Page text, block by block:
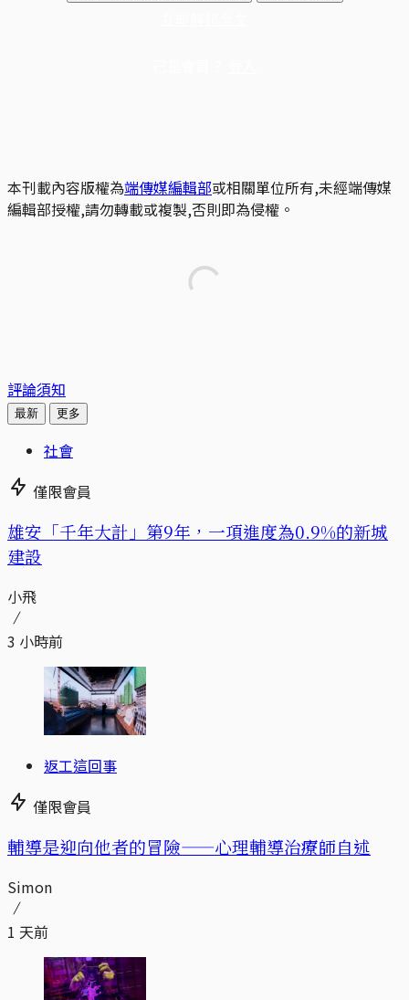
本刊載內容版權為端傳媒編輯部或相關單位所有,未經端傳媒
編輯部授權,請勿轉載或複製,否則即為侵權。
評論須知
最新 更多
社會
僅限會員
​​雄安「千年大計」第9年，一項進度為0.9%的新城
建設
小飛
3 小時前
返工這回事
僅限會員
輔導是迎向他者的冒險——心理輔導治療師自述
Simon
1 天前